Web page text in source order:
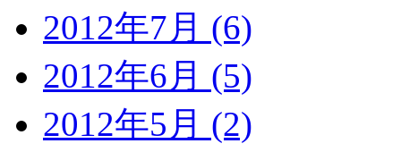
2012年7月 (6)
2012年6月 (5)
2012年5月 (2)